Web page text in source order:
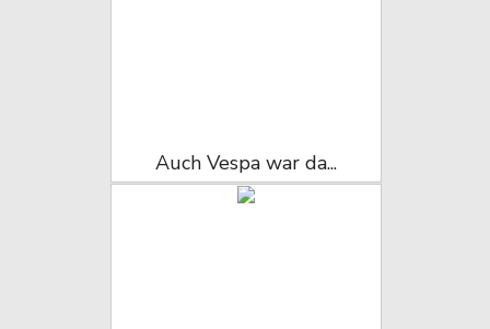
Auch Vespa war da...